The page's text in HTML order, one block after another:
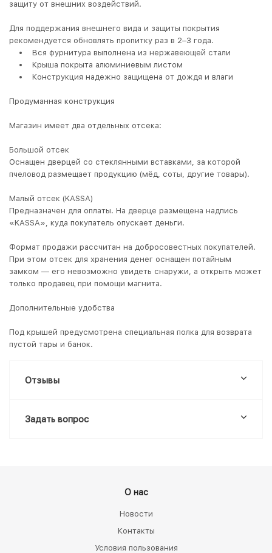
защиту от внешних воздействий.
Для поддержания внешнего вида и защиты покрытия
рекомендуется обновлять пропитку раз в 2–3 года.
• Вся фурнитура выполнена из нержавеющей стали
• Крыша покрыта алюминиевым листом
• Конструкция надежно защищена от дождя и влаги
Продуманная конструкция
Магазин имеет два отдельных отсека:
Большой отсек
Оснащен дверцей со стеклянными вставками, за которой
пчеловод размещает продукцию (мёд, соты, другие товары).
Малый отсек (KASSA)
Предназначен для оплаты. На дверце размещена надпись
«KASSA», куда покупатель опускает деньги.
Формат продажи рассчитан на добросовестных покупателей.
При этом отсек для хранения денег оснащен потайным
замком — его невозможно увидеть снаружи, а открыть может
только продавец при помощи магнита.
Дополнительные удобства
Под крышей предусмотрена специальная полка для возврата
пустой тары и банок.
Отзывы
Задать вопрос
О нас
Новости
Контакты
Условия пользования